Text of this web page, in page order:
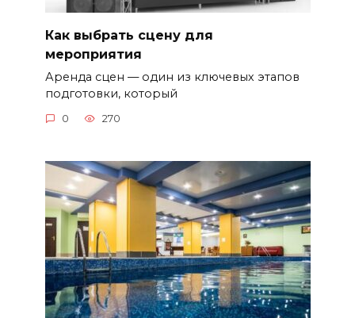
Как выбрать сцену для
мероприятия
Аренда сцен — один из ключевых этапов
подготовки, который
0 270